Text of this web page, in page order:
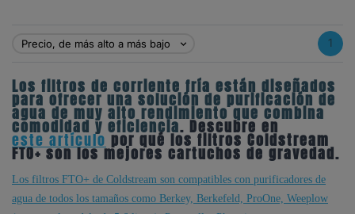
Precio, de más alto a más bajo  1
Los filtros de corriente fría están diseñados
para ofrecer una solución de purificación de
agua de muy alto rendimiento que combina
comodidad y eficiencia. Descubre en
este artículo por qué los filtros Coldstream
FTO+ son los mejores cartuchos de gravedad.
Los filtros FTO+ de Coldstream son compatibles con purificadores de
agua de todos los tamaños como Berkey, Berkefeld, ProOne, Weeplow